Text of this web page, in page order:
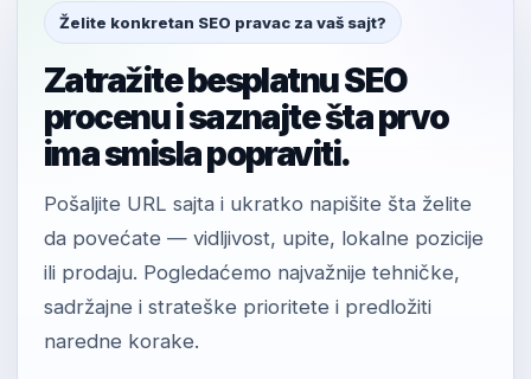
Želite konkretan SEO pravac za vaš sajt?
Zatražite besplatnu SEO
procenu i saznajte šta prvo
ima smisla popraviti.
Pošaljite URL sajta i ukratko napišite šta želite
da povećate — vidljivost, upite, lokalne pozicije
ili prodaju. Pogledaćemo najvažnije tehničke,
sadržajne i strateške prioritete i predložiti
naredne korake.